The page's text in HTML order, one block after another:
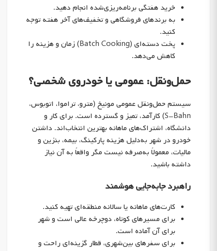
خرید هفتگی برنامه‌ریزی‌شده انجام دهید.
به برندهای فروشگاهی و تخفیف‌های آخر هفته توجه
کنید.
پخت دسته‌ای (Batch Cooking) زمان و هزینه را
کاهش می‌دهد.
حمل‌ونقل: عمومی یا خودروی شخصی؟
سیستم حمل‌ونقل عمومی مونیخ (مترو، تراموا، اتوبوس،
S-Bahn) کارآمد، تمیز و گسترده است. برای کار و
دانشگاه، اشتراک‌های ماهانه بهترین انتخاب‌اند. داشتن
خودرو در شهر به‌دلیل هزینه پارکینگ، بیمه، بنزین و
مالیات، معمولاً به‌صرفه نیست مگر واقعاً به آن نیاز
داشته باشید.
راهبرد جابه‌جایی هوشمند
کارت‌های ماهانه یا سالانه منطقه‌ای تهیه کنید.
برای مسیرهای کوتاه، دوچرخه عالی است و شهر
برای آن آماده است.
برای سفرهای بین‌شهری، قطار گزینه‌ای راحت و